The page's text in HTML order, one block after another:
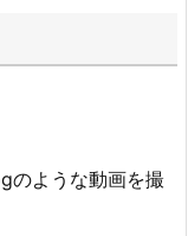
のような動画を撮